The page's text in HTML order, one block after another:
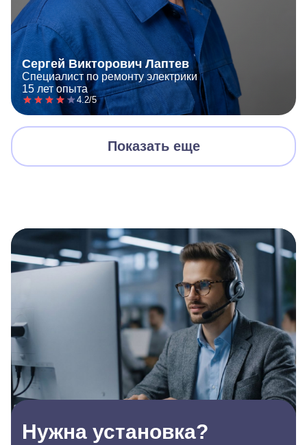
Сергей Викторович Лаптев
Специалист по ремонту электрики
15 лет опыта
4.2/5
Показать еще
Нужна установка?